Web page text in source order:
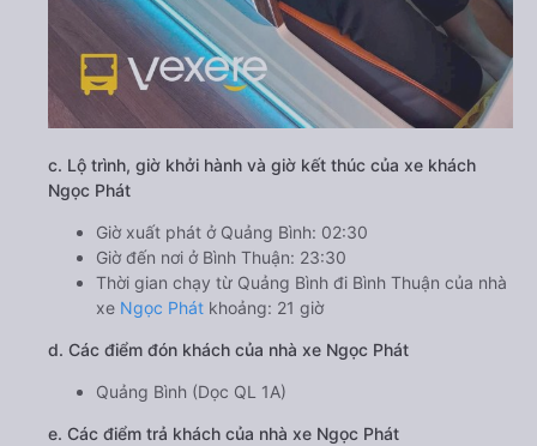
c. Lộ trình, giờ khởi hành và giờ kết thúc của xe khách
Ngọc Phát
Giờ xuất phát ở Quảng Bình: 02:30
Giờ đến nơi ở Bình Thuận: 23:30
Thời gian chạy từ Quảng Bình đi Bình Thuận của nhà
xe Ngọc Phát khoảng: 21 giờ
d. Các điểm đón khách của nhà xe Ngọc Phát
Quảng Bình (Dọc QL 1A)
e. Các điểm trả khách của nhà xe Ngọc Phát